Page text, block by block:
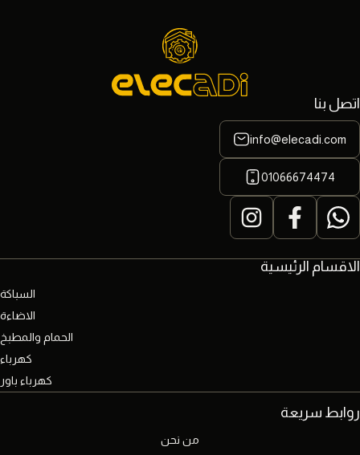
الاقسام الرئيسية
السباكة
الاضاءة
الحمام والمطبخ
كهرباء
كهرباء باور
اتصل بنا
info@elecadi.com
01066674474
روابط سريعة
من نحن